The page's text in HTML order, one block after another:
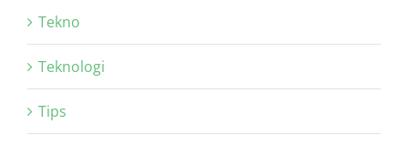
Tekno
Teknologi
Tips